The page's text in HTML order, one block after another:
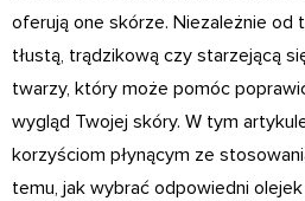
oferują one skórze. Niezależnie od
tłustą, trądzikową czy starzejącą
twarzy, który może pomóc
wygląd Twojej skóry. W tym
korzyściom płynącym ze
temu, jak wybrać odpowiedni